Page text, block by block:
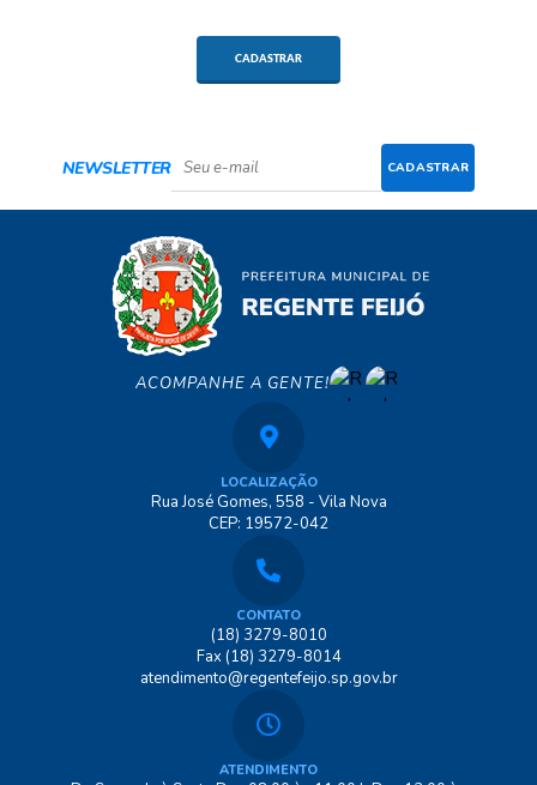
CADASTRAR
NEWSLETTER CADASTRAR
ACOMPANHE A GENTE!
LOCALIZAÇÃO
Rua José Gomes, 558 - Vila Nova
CEP: 19572-042
CONTATO
(18) 3279-8010
Fax (18) 3279-8014
atendimento@regentefeijo.sp.gov.br
ATENDIMENTO